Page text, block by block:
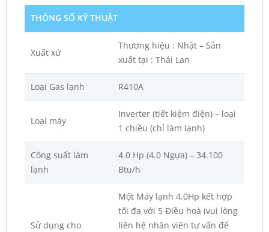
THÔNG SỐ KỸ THUẬT
Xuất xứ
Thương hiệu : Nhật – Sản
xuất tại : Thái Lan
Loại Gas lạnh R410A
Loại máy
Inverter (tiết kiệm điện) – loại
1 chiều (chỉ làm lạnh)
Công suất làm
lạnh
4.0 Hp (4.0 Ngựa) – 34.100
Btu/h
Sử dụng cho
Một Máy lạnh 4.0Hp kết hợp
tối đa với 5 Điều hoà (vui lòng
liên hệ nhân viên tư vấn để